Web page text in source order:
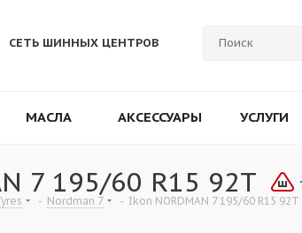
СЕТЬ ШИННЫХ ЦЕНТРОВ
МАСЛА АКСЕССУАРЫ УСЛУГИ
7 195/60 R15 92T
- Nordman 7 - Ikon NORDMAN 7 195/60 R15 92T